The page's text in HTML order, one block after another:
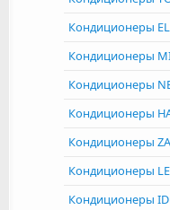
Кондиционеры
Кондиционеры
Кондиционеры
Кондиционеры
Кондиционеры
Кондиционеры
Кондиционеры